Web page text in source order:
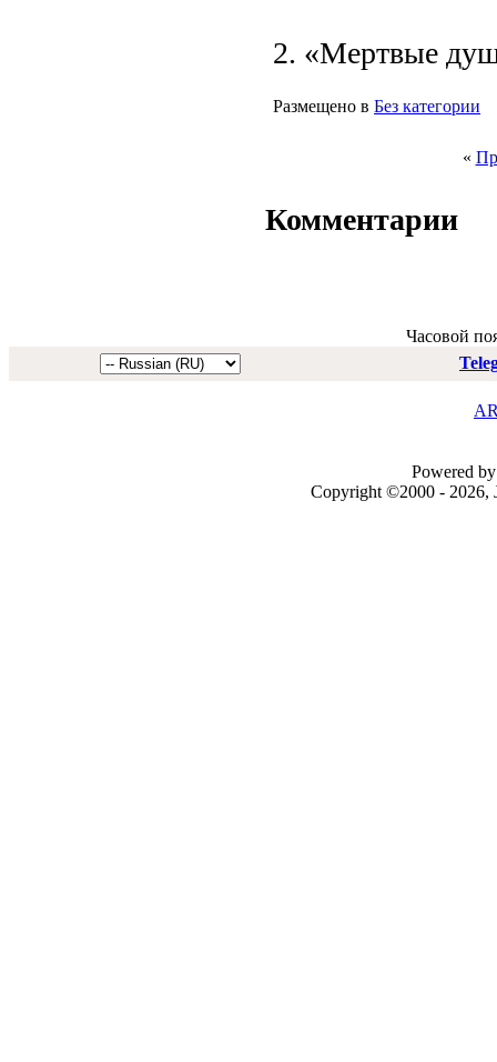
2. «Мертвые
Размещено в Без категории
«
Комментарии
Часовой
Powered
Copyright ©2000 - 2026,